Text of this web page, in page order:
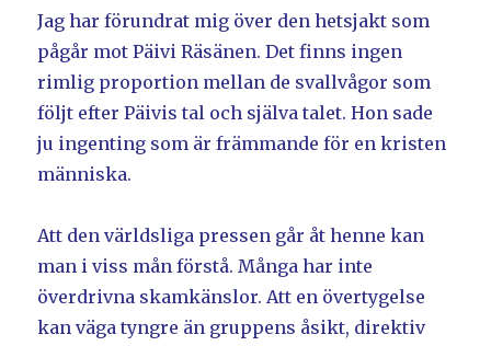
Jag har förundrat mig över den hetsjakt som
pågår mot Päivi Räsänen. Det finns ingen
rimlig proportion mellan de svallvågor som
följt efter Päivis tal och själva talet. Hon sade
ju ingenting som är främmande för en kristen
människa.
Att den världsliga pressen går åt henne kan
man i viss mån förstå. Många har inte
överdrivna skamkänslor. Att en övertygelse
kan väga tyngre än gruppens åsikt, direktiv